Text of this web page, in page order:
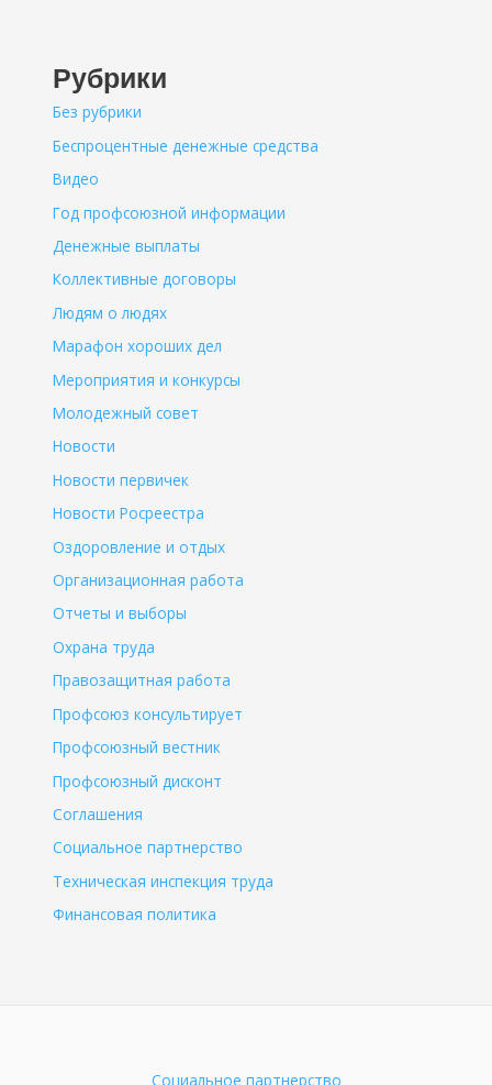
Рубрики
Без рубрики
Беспроцентные денежные средства
Видео
Год профсоюзной информации
Денежные выплаты
Коллективные договоры
Людям о людях
Марафон хороших дел
Мероприятия и конкурсы
Молодежный совет
Новости
Новости первичек
Новости Росреестра
Оздоровление и отдых
Организационная работа
Отчеты и выборы
Охрана труда
Правозащитная работа
Профсоюз консультирует
Профсоюзный вестник
Профсоюзный дисконт
Соглашения
Социальное партнерство
Техническая инспекция труда
Финансовая политика
Социальное партнерство